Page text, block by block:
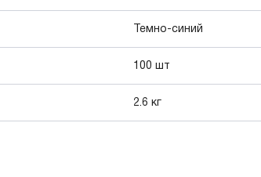
Темно-синий
100 шт
2.6 кг